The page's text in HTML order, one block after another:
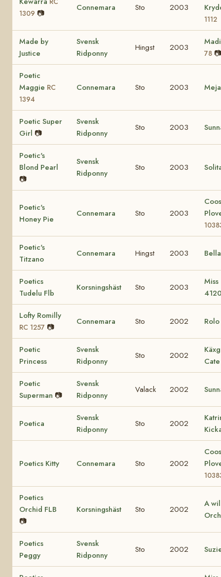
1309 📷
Connemara Sto 2003
1112
Made by
Justice
Svensk
Ridponny
Hingst 2003
78 📷
Poetic
Maggie RC
1394
Connemara Sto 2003
Poetic Super
Girl 📷
Svensk
Ridponny
Sto 2003
Poetic's
Blond Pearl
📷
Svensk
Ridponny
Sto 2003
Poetic's
Honey Pie
Connemara Sto 2003
Poetic's
Titzano
Connemara Hingst 2003
Poetics
Tudelu Flb
Korsningshäst Sto 2003
Miss
Lofty Romilly
RC 1257 📷
Connemara Sto 2002 Rolo
Poetic
Princess
Svensk
Ridponny
Sto 2002
Cate
Poetic
Superman 📷
Svensk
Ridponny
Valack 2002
Poetica
Svensk
Ridponny
Sto 2002
Poetics Kitty Connemara Sto 2002
Poetics
Orchid FLB
📷
Korsningshäst Sto 2002
A
Poetics
Peggy
Svensk
Ridponny
Sto 2002